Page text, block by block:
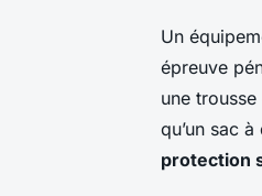
Un
épreuve
une
qu’un sac
protection